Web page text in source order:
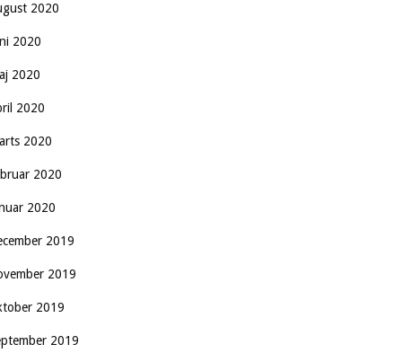
2020
2020
2020
2020
2020
2020
2020
2019
2019
2019
2019